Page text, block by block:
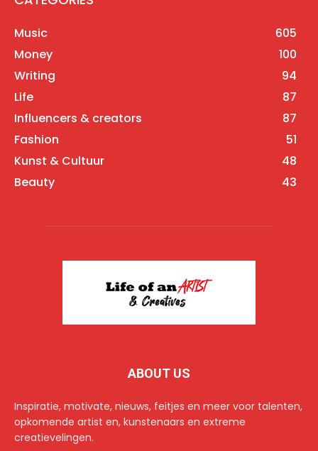
Music
605
Money
100
Writing
94
Life
87
Influencers & creators
87
Fashion
51
Kunst & Cultuur
48
Beauty
43
ABOUT US
Inspiratie, motivate, nieuws, feitjes en meer voor talenten,
opkomende artist en, kunstenaars en extreme
creatievelingen.